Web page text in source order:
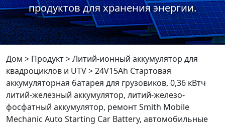
продуктов для хранения энергии.
Дом > Продукт>Литий-ионный аккумулятор для
квадроциклов и UTV>24V15Ah Стартовая
аккумуляторная батарея для грузовиков, 0,36 кВтч
литий-железный аккумулятор, литий-железо-
фосфатный аккумулятор, ремонт Smith Mobile
Mechanic Auto Starting Car Battery, автомобильные